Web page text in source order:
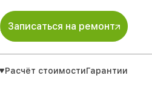
Записаться на ремонт
Расчёт стоимостиГарантии